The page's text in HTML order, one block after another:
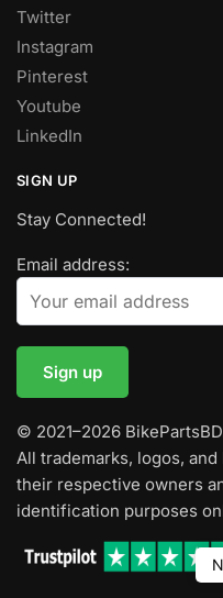
Twitter
Instagram
Pinterest
Youtube
LinkedIn
SIGN UP
Stay Connected!
Email address:
© 2021–2026
All trademarks, logos,
their respective owners
identification purposes